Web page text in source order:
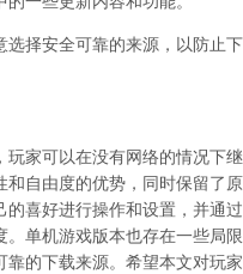
择安全可靠的来源，以防止下
家可以在没有网络的情况下继
自由度的优势，同时保留了原
喜好进行操作和设置，并通过
单机游戏版本也存在一些局限
的下载来源。希望本文对玩家